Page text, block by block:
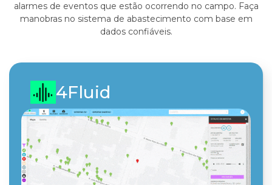
alarmes de eventos que estão ocorrendo no campo. Faça
manobras no sistema de abastecimento com base em
dados confiáveis.
4Fluid